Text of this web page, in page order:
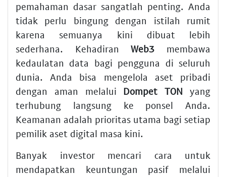
pemahaman dasar sangatlah penting. Anda
tidak perlu bingung dengan istilah rumit
karena semuanya kini dibuat lebih
sederhana. KehadiranWeb3 membawa
kedaulatan data bagi pengguna di seluruh
dunia. Anda bisa mengelola aset pribadi
dengan aman melalui Dompet TON yang
terhubung langsung ke ponsel Anda.
Keamanan adalah prioritas utama bagi setiap
pemilik aset digital masa kini.
Banyak investor mencari cara untuk
mendapatkan keuntungan pasif melalui